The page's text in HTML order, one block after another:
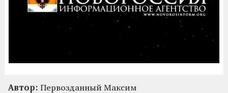
Автор: Первозданный Максим